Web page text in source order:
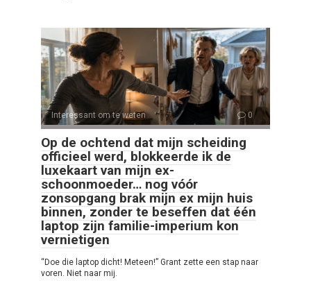
Interessant om te weten 0
Op de ochtend dat mijn scheiding
officieel werd, blokkeerde ik de
luxekaart van mijn ex-
schoonmoeder… nog vóór
zonsopgang brak mijn ex mijn huis
binnen, zonder te beseffen dat één
laptop zijn familie-imperium kon
vernietigen
“Doe die laptop dicht! Meteen!” Grant zette een stap naar
voren. Niet naar mij.